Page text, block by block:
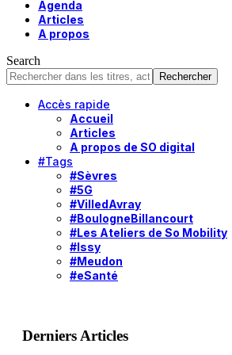
Agenda
Articles
A propos
Search
Accès rapide
Accueil
Articles
A propos de SO digital
#Tags
#Sèvres
#5G
#VilledAvray
#BoulogneBillancourt
#Les Ateliers de So Mobility
#Issy
#Meudon
#eSanté
Derniers Articles